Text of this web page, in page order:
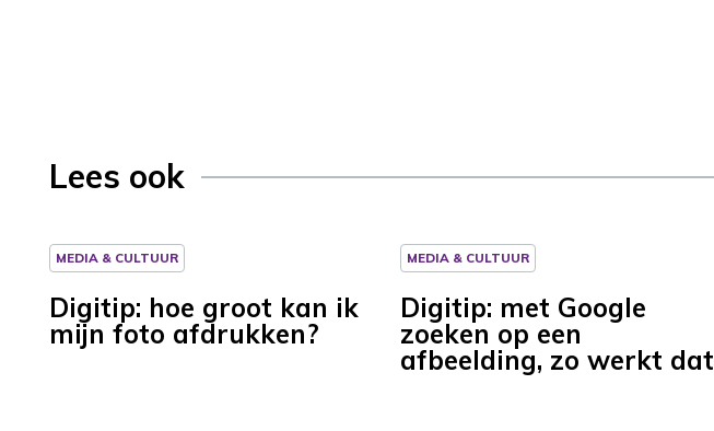
Lees ook
MEDIA & CULTUUR
Digitip: hoe groot kan ik
mijn foto afdrukken?
MEDIA & CULTUUR
Digitip: met Google
zoeken op een
afbeelding, zo werkt dat